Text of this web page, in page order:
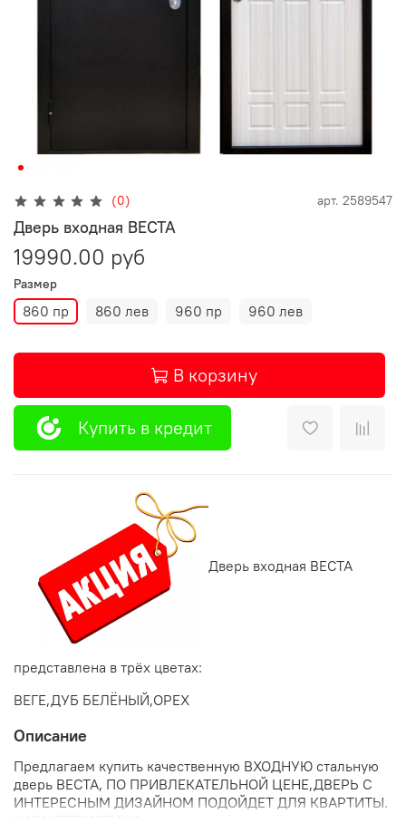
(0) арт. 2589547
Дверь входная ВЕСТА
19990.00 руб
Размер
860 пр 860 лев 960 пр 960 лев
В корзину
Купить в кредит
Дверь входная ВЕСТА
представлена в трёх цветах:
ВЕГЕ,ДУБ БЕЛЁНЫЙ,ОРЕХ
Описание
Предлагаем купить качественную ВХОДНУЮ стальную
дверь ВЕСТА, ПО ПРИВЛЕКАТЕЛЬНОЙ ЦЕНЕ,ДВЕРЬ С
ИНТЕРЕСНЫМ ДИЗАЙНОМ ПОДОЙДЕТ ДЛЯ КВАРТИТЫ.